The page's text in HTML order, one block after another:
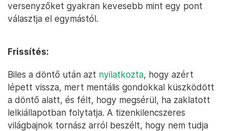
versenyzőket gyakran kevesebb mint egy pont
választja el egymástól.
Frissítés:
Biles a döntő után azt nyilatkozta, hogy azért
lépett vissza, mert mentális gondokkal küszködött
a döntő alatt, és félt, hogy megsérül, ha zaklatott
lelkiállapotban folytatja. A tizenkilencszeres
világbajnok tornász arról beszélt, hogy nem tudja